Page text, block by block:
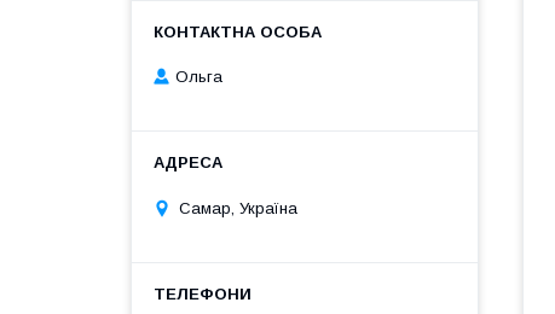
Ольга
Самар, Україна